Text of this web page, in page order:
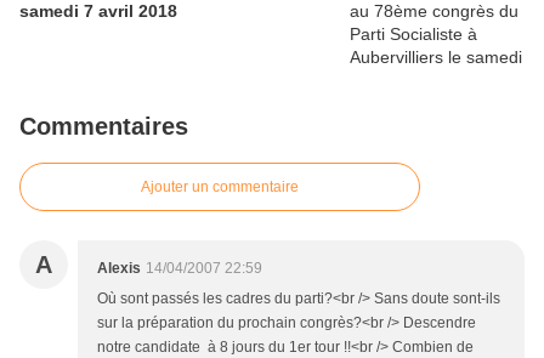
samedi 7 avril 2018
Commentaires
Ajouter un commentaire
A Alexis 14/04/2007 22:59
Où sont passés les cadres du parti?<br /> Sans doute sont-ils
sur la préparation du prochain congrès?<br /> Descendre
notre candidate à 8 jours du 1er tour !!<br /> Combien de